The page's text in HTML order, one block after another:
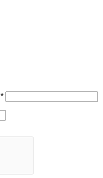
*Gerekli